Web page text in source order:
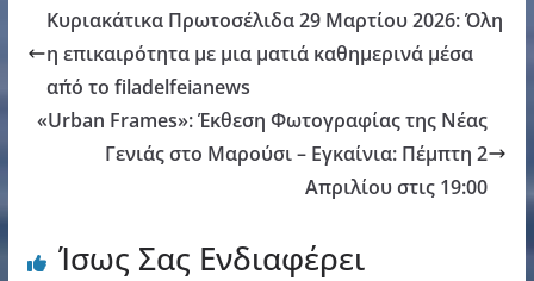
Κυριακάτικα Πρωτοσέλιδα 29 Μαρτίου 2026: Όλη
η επικαιρότητα με μια ματιά καθημερινά μέσα
απ΄ό το filadelfeianews
«Urban Frames»: Έκθεση Φωτογραφίας της Νέας
Γενιάς στο Μαρούσι – Εγκαίνια: Πέμπτη 2
Απριλίου στις 19:00
Ίσως Σας Ενδιαφέρει